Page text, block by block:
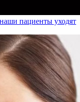
пациенты уходят